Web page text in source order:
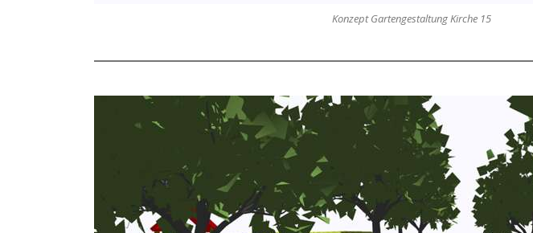
Konzept Gartengestaltung Kirche 15